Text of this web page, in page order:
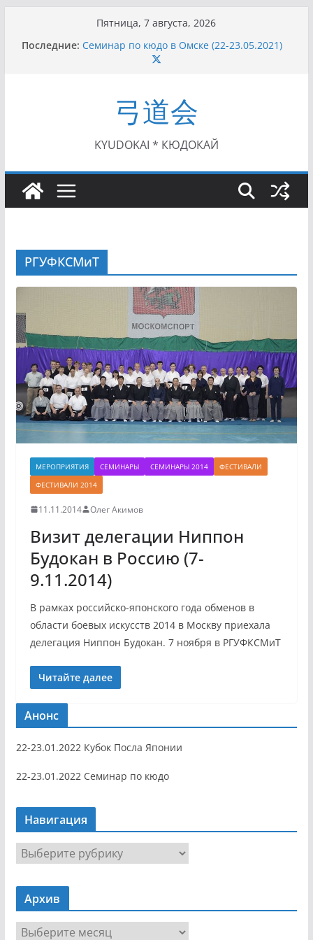
содержимому
Пятница, 7 августа, 2026
Последние: Семинар по кюдо в Омске (22-23.05.2021)
Чемпионат Росcии, Дёмино (2-5.09.2021)
II Кубок Посла Японии в России по Кюдо,
Орёл (25.07.2021)
I этап Кубка Московской области по Кюдо /
Сейдокан II (27.06.2021)
弓道会
KYUDOKAI * КЮДОКАЙ
РГУФКСМиТ
МЕРОПРИЯТИЯ СЕМИНАРЫ СЕМИНАРЫ 2014
ФЕСТИВАЛИ
ФЕСТИВАЛИ 2014
11.11.2014 Олег Акимов
Визит делегации Ниппон
Будокан в Россию (7-
9.11.2014)
В рамках российско-японского года обменов в
области боевых искусств 2014 в Москву приехала
делегация Ниппон Будокан. 7 ноября в РГУФКСМиТ
Читайте далее
Анонс
22-23.01.2022 Кубок Посла Японии
22-23.01.2022 Семинар по кюдо
Навигация
Н
а
в
г
Архив